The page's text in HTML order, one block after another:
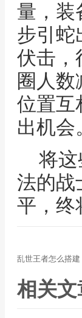
量，装
步引蛇
伏击，
圈人
位置互
出机会
将
法的战
平，终
乱世王者怎么搭
相关文